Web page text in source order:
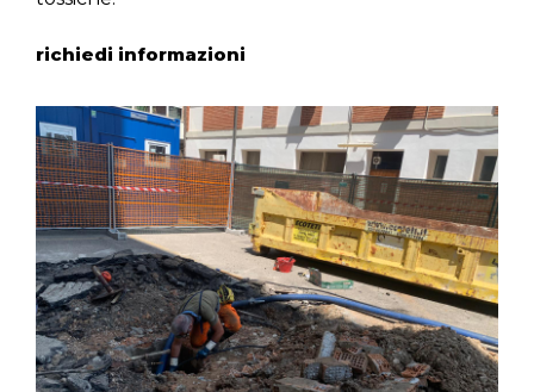
richiedi informazioni